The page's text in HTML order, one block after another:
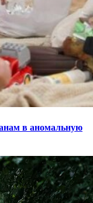
в аномальную